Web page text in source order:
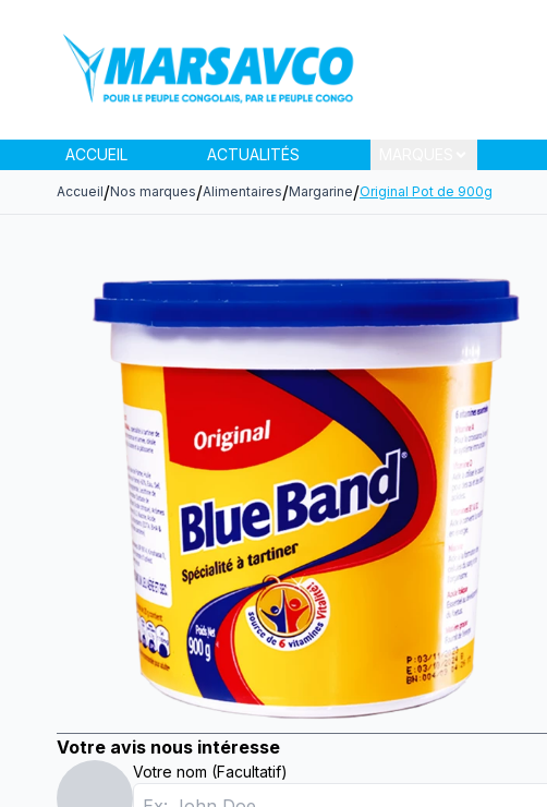
ACCUEIL ACTUALITÉS
Accueil/Nos marques/Alimentaires/Margarine/Original Pot de 900g
Votre avis nous intéresse
Votre nom (Facultatif)